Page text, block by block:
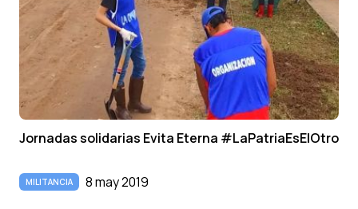
Jornadas solidarias Evita Eterna #LaPatriaEsElOtro
MILITANCIA 8 may 2019